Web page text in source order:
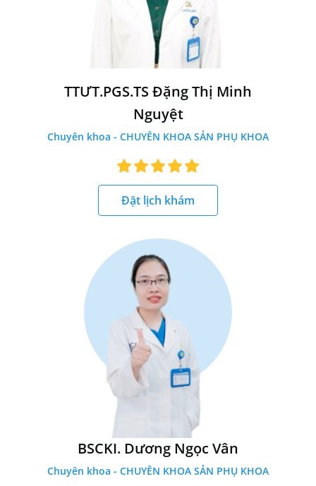
TTƯT.PGS.TS Đặng Thị Minh
Nguyệt
Chuyên khoa - CHUYÊN KHOA SẢN PHỤ KHOA
Đặt lịch khám
BSCKI. Dương Ngọc Vân
Chuyên khoa - CHUYÊN KHOA SẢN PHỤ KHOA